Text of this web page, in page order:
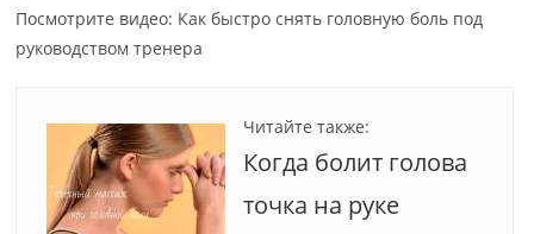
Посмотрите видео: Как быстро снять головную боль под
руководством тренера
Читайте также:
Когда болит голова
точка на руке